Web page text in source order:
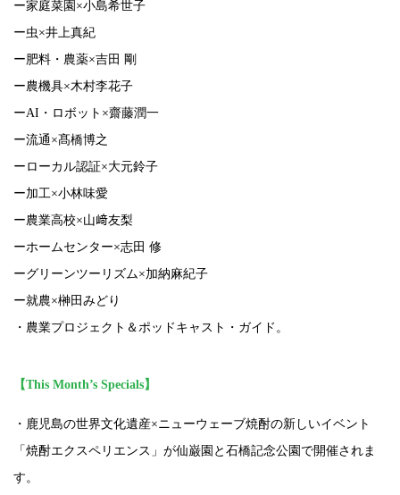
ー家庭菜園×小島希世子
ー虫×井上真紀
ー肥料・農薬×吉田 剛
ー農機具×木村李花子
ーAI・ロボット×齋藤潤一
ー流通×髙橋博之
ーローカル認証×大元鈴子
ー加工×小林味愛
ー農業高校×山﨑友梨
ーホームセンター×志田 修
ーグリーンツーリズム×加納麻紀子
ー就農×榊田みどり
・農業プロジェクト＆ポッドキャスト・ガイド。
【This Month’s Specials】
・鹿児島の世界文化遺産×ニューウェーブ焼酎の新しいイベント
「焼酎エクスペリエンス」が仙巌園と石橋記念公園で開催されま
す。